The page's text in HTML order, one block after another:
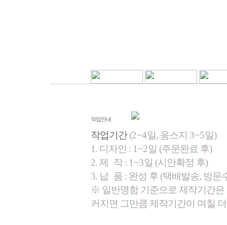
작업안내
작업기간(2~4일, 움스지 3~5일)
1. 디자인 : 1~2일 (주문완료 후)
2.제 작 : 1~3일 (시안확정 후)
3. 납 품 : 완성 후 (택배발송, 방문
※ 일반명함 기준으로 제작기간은
커지면 그만큼 제작기간이 며칠